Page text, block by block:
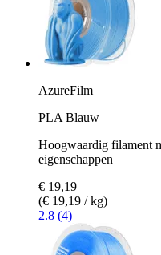
AzureFilm
PLA Blauw
Hoogwaardig filament
eigenschappen
€ 19,19
(€ 19,19 / kg)
2.8 (4)